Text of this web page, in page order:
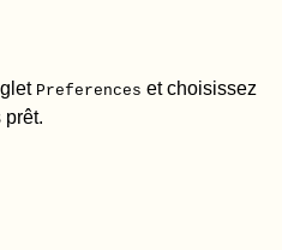
Preferences et choisissez
prêt.